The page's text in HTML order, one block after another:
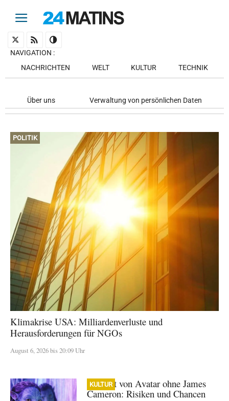
NAVIGATION :
NACHRICHTEN
WELT KULTUR TECHNIK
Über uns Verwaltung von persönlichen Daten
POLITIK
Klimakrise USA: Milliardenverluste und
Herausforderungen für NGOs
August 6, 2026 bis 20:09 Uhr
KULTUR
Zukunft von Avatar ohne James
Cameron: Risiken und Chancen